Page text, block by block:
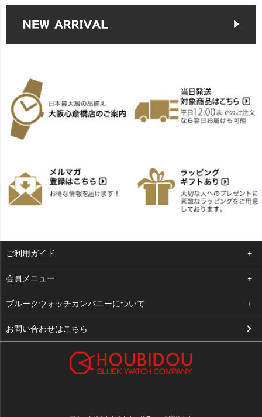
ご利用ガイド
よくある質問
支払い・送料
お客様の声
会員メニュー
ログイン
お気に入り
ブルークウォッチカンパニーについて
会社概要
お問い合わせはこちら